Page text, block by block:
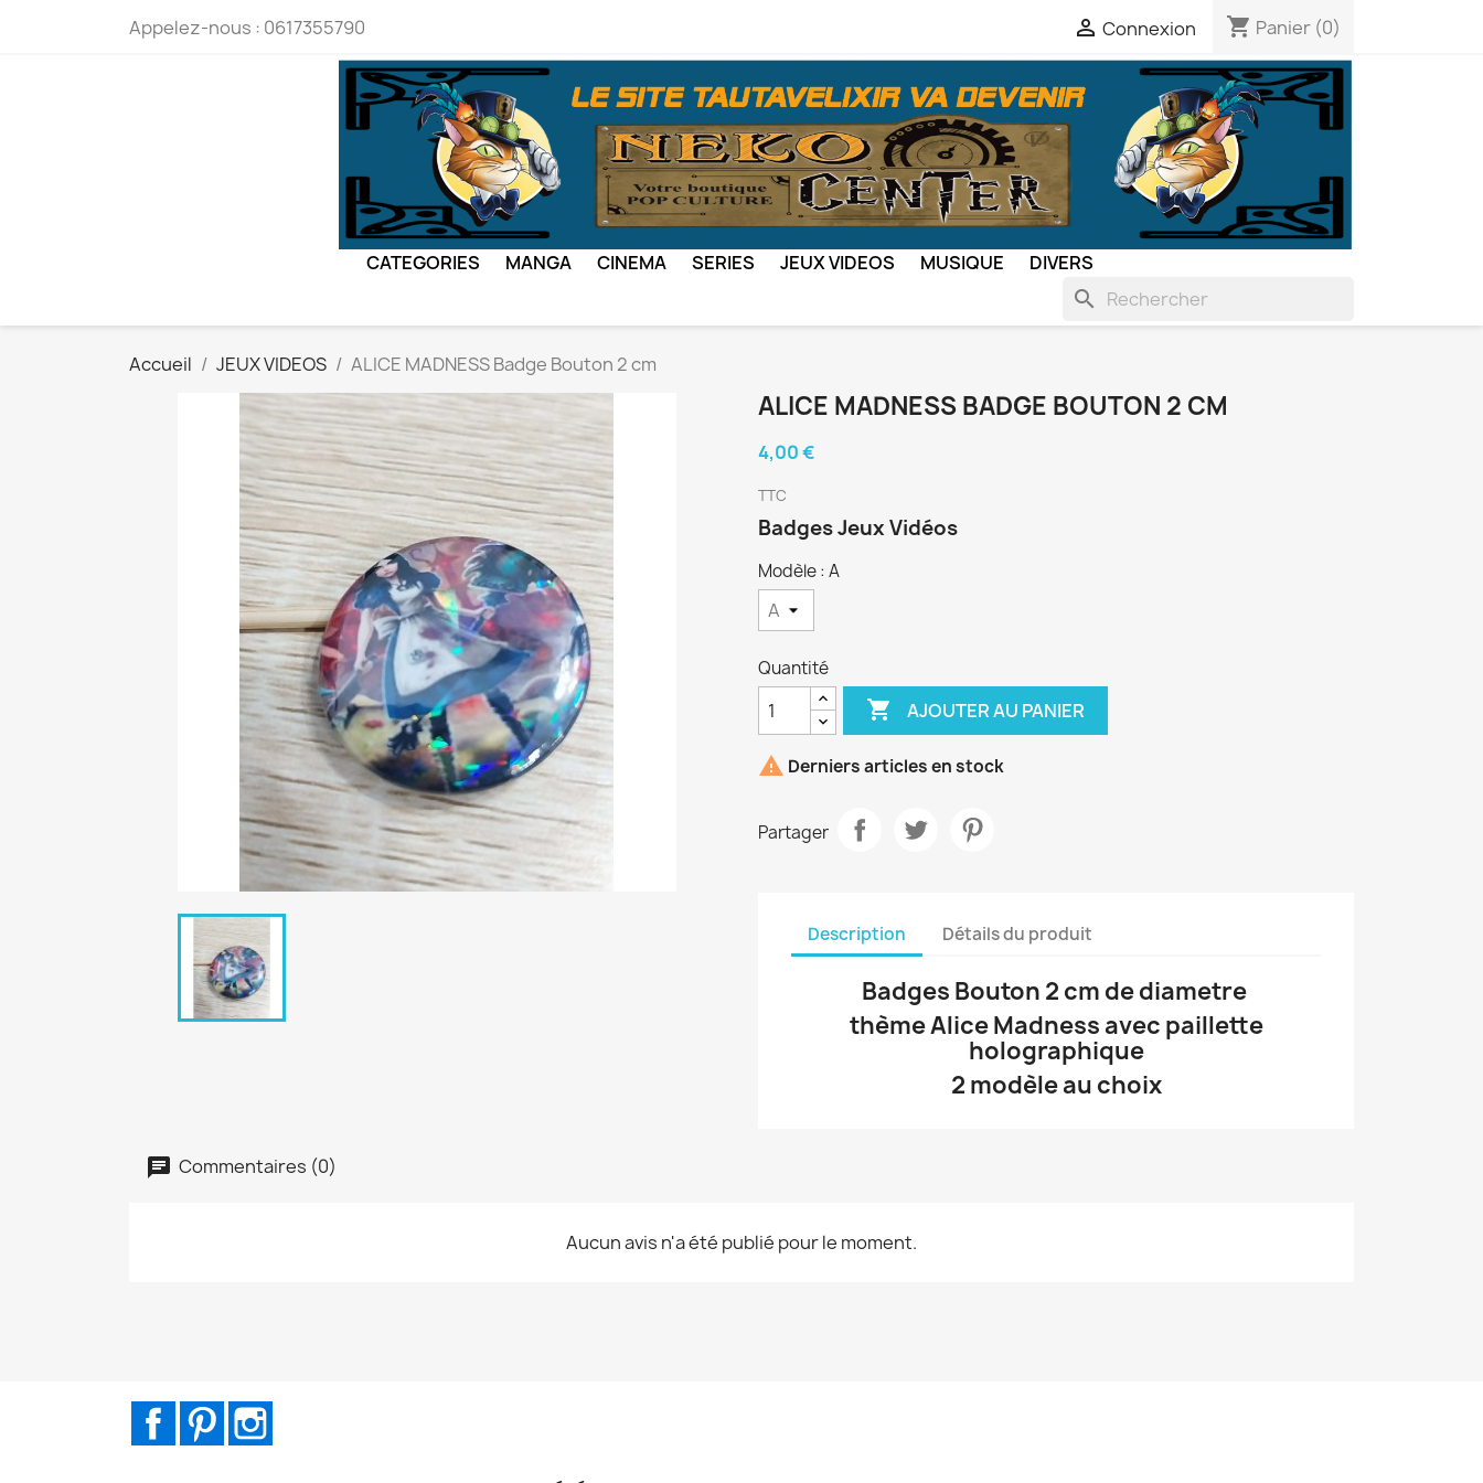
Appelez-nous : 0617355790  Connexion shopping_cart Panier (0)
CATEGORIES MANGA CINEMA SERIES JEUX VIDEOS MUSIQUE DIVERS
search
Accueil JEUX VIDEOS ALICE MADNESS Badge Bouton 2 cm
ALICE MADNESS BADGE BOUTON 2 CM
4,00 €
TTC
Badges Jeux Vidéos
Modèle : A
Quantité
 AJOUTER AU PANIER
 Derniers articles en stock
Partager
Description Détails du produit
Badges Bouton 2 cm de diametre
thème Alice Madness avec paillette
holographique
2 modèle au choix
Commentaires (0)
Aucun avis n'a été publié pour le moment.
FacebookPinterest